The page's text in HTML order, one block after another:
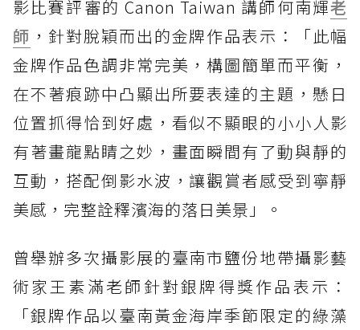
影比賽評審的 Canon Taiwan 講師何南輝老
師 ，針對脫穎而出的金牌作品表示：「此幅
金牌作品色調非常完美，構圖簡單而平衡，
在不著痕跡中凸顯出所要表達的主題，懸日
位置抓得恰到好處，看似不顯眼的小小人影
有著畫龍點睛之妙，畫面瞬間有了動與靜的
互動，搭配倒影水波，讓觀賞者感受到寧靜
美感，完整詮釋濱海的落日美景」。
曾舉辦多次攝影展的臺南市鹽份地帶攝影藝
術家王素滿老師針對銀牌得獎作品表示：
「銀牌作品以臺南黃金海岸季節限定的綠藻